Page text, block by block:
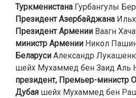
Туркменистана Гурбангулы
Президент Азербайджана
Президент Армении Ваагн
министр Армении Никол
Беларуси Александр
шейх Мухаммед бен Заид Аль
президент, Премьер-министр
Дубая шейх Мухаммед бен